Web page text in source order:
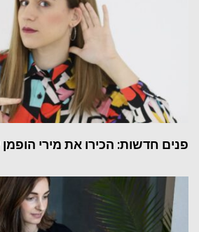
פנים חדשות: הכירו את מירי הופמן